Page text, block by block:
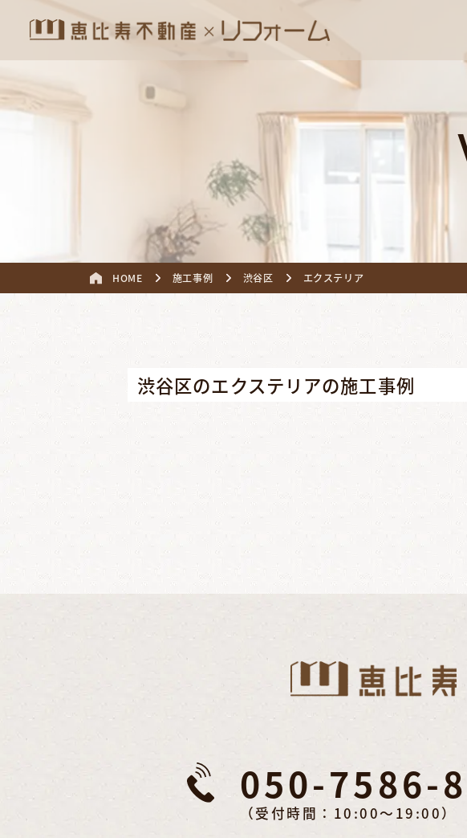
HOME 施工事例 渋谷区 エクステリア
渋谷区のエクステリアの施工事例
050-7586-
（受付時間：10:00～19:00）